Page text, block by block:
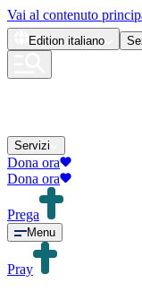
Vai al contenuto
Edition italiano
Servizi
Dona ora
Dona ora
Prega
Menu
Pray